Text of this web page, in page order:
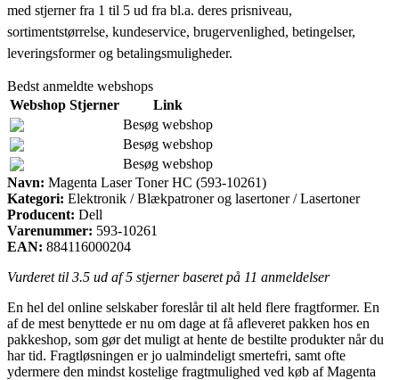
med stjerner fra 1 til 5 ud fra bl.a. deres prisniveau,
sortimentstørrelse, kundeservice, brugervenlighed, betingelser,
leveringsformer og betalingsmuligheder.
Bedst anmeldte webshops
Webshop Stjerner
Link
Besøg webshop
Besøg webshop
Besøg webshop
Navn: Magenta Laser Toner HC (593-10261)
Kategori: Elektronik / Blækpatroner og lasertoner / Lasertoner
Producent: Dell
Varenummer: 593-10261
EAN: 884116000204
Vurderet til 3.5 ud af 5 stjerner baseret på 11 anmeldelser
En hel del online selskaber foreslår til alt held flere fragtformer. En
af de mest benyttede er nu om dage at få afleveret pakken hos en
pakkeshop, som gør det muligt at hente de bestilte produkter når du
har tid. Fragtløsningen er jo ualmindeligt smertefri, samt ofte
ydermere den mindst kostelige fragtmulighed ved køb af Magenta